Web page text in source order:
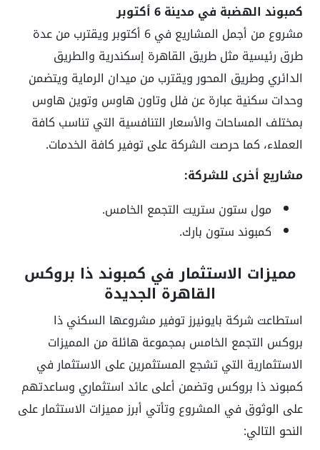
كمبوند الهضبة في مدينة 6 أكتوبر
مشروع من أجمل المشاريع في 6 أكتوبر ويقترب من عدة
طرق رئيسية مثل طريق القاهرة إسكندرية والطريق
الدائري وطريق المحور ويقترب من ميدان الرماية ويتضمن
وحدات سكنية عبارة عن فلل وتاون هاوس وتوين هاوس
بمختلف المساحات والأسعار التنافسية التي تناسب كافة
العملاء، كما حرصت الشركة على توفير كافة الخدمات.
مشاريع أخرى للشركة:
مول ستون ستريت التجمع الخامس.
كمبوند ستون بارك.
مميزات الاستثمار في كمبوند ذا بروكس
القاهرة الجديدة
استطاعت شركة بايونيرز توفير مشروعها السكني ذا
بروكس التجمع الخامس بمجموعة هائلة من المميزات
الاستثمارية التي تشجع المستثمرين على الاستثمار في
كمبوند ذا بروكس وتضمن أعلى عائد استثماري وساعدتهم
على الوثوق في المشروع وتأتي أبرز مميزات الاستثمار على
النحو التالي: